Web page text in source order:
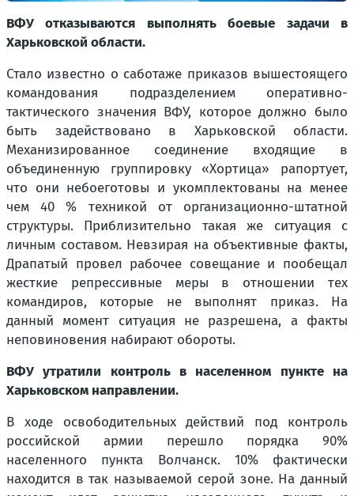
ВФУ отказываются выполнять боевые задачи в
Харьковской области.
Стало известно о саботаже приказов вышестоящего
командования подразделением оперативно-
тактического значения ВФУ, которое должно было
быть задействовано в Харьковской области.
Механизированное соединение входящие в
объединенную группировку «Хортица» рапортует,
что они небоеготовы и укомплектованы на менее
чем 40 % техникой от организационно-штатной
структуры. Приблизительно такая же ситуация с
личным составом. Невзирая на объективные факты,
Драпатый провел рабочее совещание и пообещал
жесткие репрессивные меры в отношении тех
командиров, которые не выполнят приказ. На
данный момент ситуация не разрешена, а факты
неповиновения набирают обороты.
ВФУ утратили контроль в населенном пункте на
Харьковском направлении.
В ходе освободительных действий под контроль
российской армии перешло порядка 90%
населенного пункта Волчанск. 10% фактически
находится в так называемой серой зоне. На данный